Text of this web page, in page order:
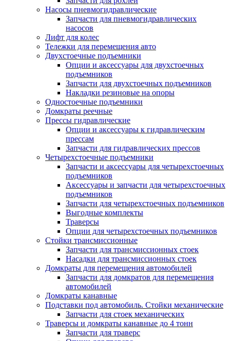
Насосы пневмогидравлические
Запчасти для пневмогидравлических
насосов
Лифт для колес
Тележки для перемещения авто
Двухстоечные подъемники
Опции и аксессуары для двухстоечных
подъемников
Запчасти для двухстоечных подъемников
Накладки резиновые на опоры
Одностоечные подъемники
Домкраты реечные
Прессы гидравлические
Опции и аксессуары к гидравлическим
прессам
Запчасти для гидравлических прессов
Четырехстоечные подъемники
Запчасти и аксессуары для четырехстоечных
подъемников
Аксессуары и запчасти для четырехстоечных
подъемников
Запчасти для четырехстоечных подъемников
Выгодные комплекты
Траверсы
Опции для четырехстоечных подъемников
Стойки трансмиссионные
Запчасти для трансмиссионных стоек
Насадки для трансмиссионных стоек
Домкраты для перемещения автомобилей
Запчасти для домкратов для перемещения
автомобилей
Домкраты канавные
Подставки под автомобиль. Стойки механические
Запчасти для стоек механических
Траверсы и домкраты канавные до 4 тонн
Запчасти для траверс